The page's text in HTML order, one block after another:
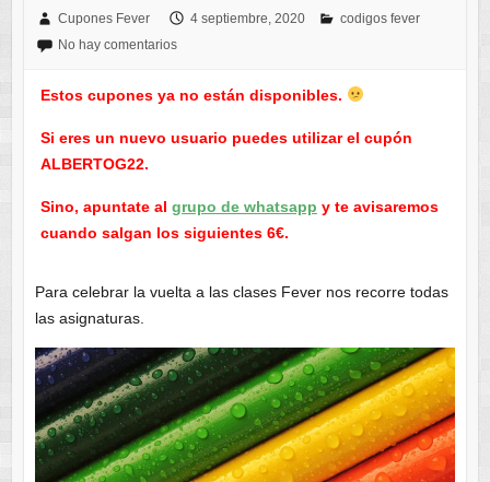
Cupones Fever 4 septiembre, 2020
codigos fever
No hay comentarios
Estos cupones ya no están disponibles.
Si eres un nuevo usuario puedes utilizar el cupón
ALBERTOG22.
Sino, apuntate al grupo de whatsapp y te avisaremos
cuando salgan los siguientes 6€.
Para celebrar la vuelta a las clases Fever nos recorre todas
las asignaturas.